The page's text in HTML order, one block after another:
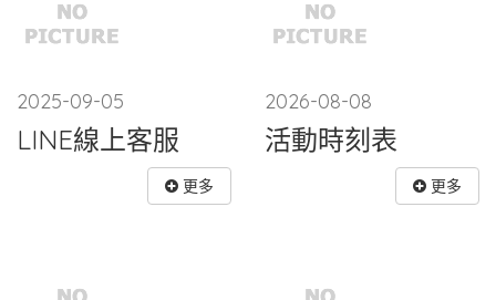
2025-09-05
LINE線上客服
更多
2026-08-08
活動時刻表
更多